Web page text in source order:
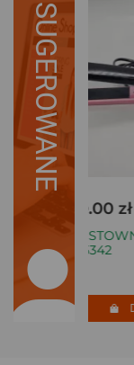
SUGEROWANE
.00 zł
HS-5342